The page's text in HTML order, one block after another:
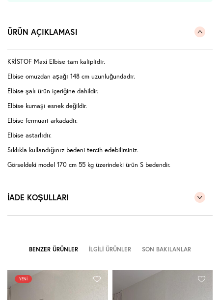
ÜRÜN AÇIKLAMASI
KRİSTOF Maxi Elbise tam kalıplıdır.
Elbise omuzdan aşağı 148 cm uzunluğundadır.
Elbise şalı ürün içeriğine dahildir.
Elbise kumaşı esnek değildir.
Elbise fermuarı arkadadır.
Elbise astarlıdır.
Sıklıkla kullandığınız bedeni tercih edebilirsiniz.
Görseldeki model 170 cm 55 kg üzerindeki ürün S bedendir.
İADE KOŞULLARI
BENZER ÜRÜNLER İLGILI ÜRÜNLER SON BAKILANLAR
YENI